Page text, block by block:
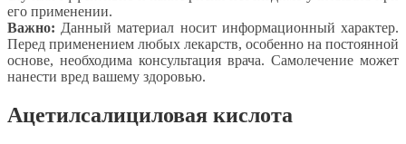
его применении.
Важно: Данный материал носит информационный характер.
Перед применением любых лекарств, особенно на постоянной
основе, необходима консультация врача. Самолечение может
нанести вред вашему здоровью.
Ацетилсалициловая кислота